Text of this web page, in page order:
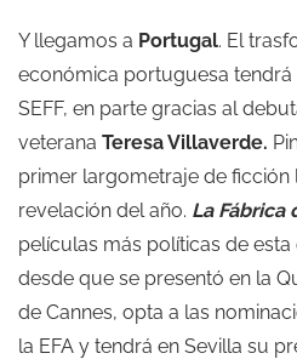
Y llegamos a Portugal. El
económica portuguesa
SEFF, en parte gracias al
veterana Teresa Villaverde.
primer largometraje de ficción
revelación del año. LaFábrica
películas más políticas de esta
desde que se presentó en la
de Cannes, opta a las
la EFA y tendrá en Sevilla su